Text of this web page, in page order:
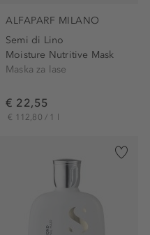
ALFAPARF MILANO
Semi di Lino
Moisture Nutritive Mask
Maska za lase
€ 22,55
€ 112,80 / 1 l